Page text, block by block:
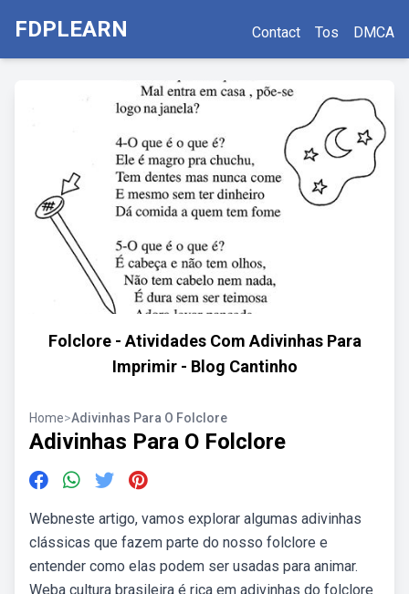
FDPLEARN Contact Tos DMCA
Folclore - Atividades Com Adivinhas Para
Imprimir - Blog Cantinho
Home>Adivinhas Para O Folclore
Adivinhas Para O Folclore
Webneste artigo, vamos explorar algumas adivinhas
clássicas que fazem parte do nosso folclore e
entender como elas podem ser usadas para animar.
Weba cultura brasileira é rica em adivinhas do folclore